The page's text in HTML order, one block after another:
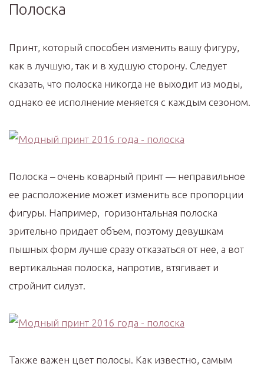
Полоска
Принт, который способен изменить вашу фигуру,
как в лучшую, так и в худшую сторону. Следует
сказать, что полоска никогда не выходит из моды,
однако ее исполнение меняется с каждым сезоном.
Полоска – очень коварный принт — неправильное
ее расположение может изменить все пропорции
фигуры. Например, горизонтальная полоска
зрительно придает объем, поэтому девушкам
пышных форм лучше сразу отказаться от нее, а вот
вертикальная полоска, напротив, втягивает и
стройнит силуэт.
Также важен цвет полосы. Как известно, самым